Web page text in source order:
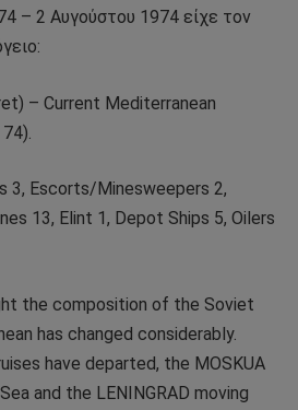
– 2 Αυγούστου 1974 είχε τον
– Current Mediterranean
3, Escorts/Minesweepers 2,
13, Elint 1, Depot Ships 5, Oilers
the composition of the Soviet
has changed considerably.
have departed, the MOSKUA
and the LENINGRAD moving